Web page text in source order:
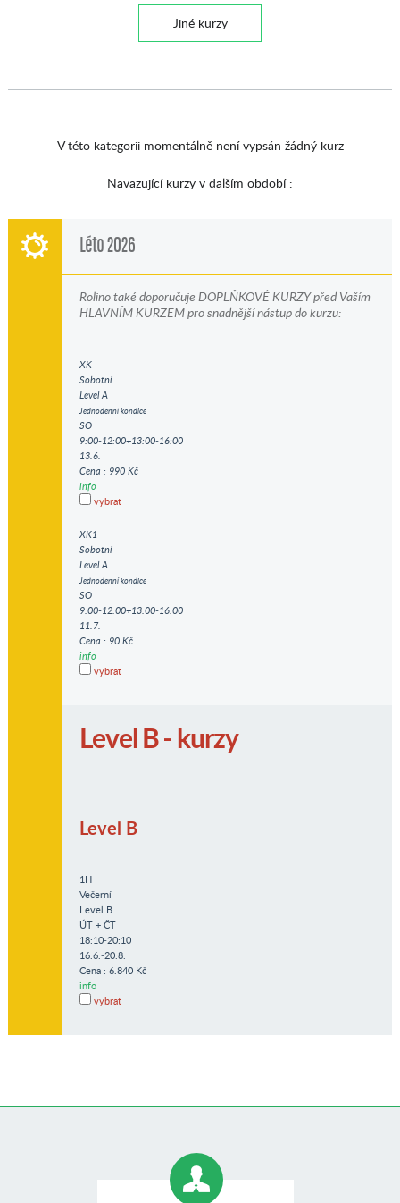
Jiné kurzy
V této kategorii momentálně není vypsán žádný kurz
Navazující kurzy v dalším období :
Léto 2026
Rolino také doporučuje DOPLŇKOVÉ KURZY před Vaším
HLAVNÍM KURZEM pro snadnější nástup do kurzu:
XK
Sobotní
Level A
Jednodenní kondice
SO
9:00-12:00+13:00-16:00
13.6.
Cena : 990 Kč
info
vybrat
XK1
Sobotní
Level A
Jednodenní kondice
SO
9:00-12:00+13:00-16:00
11.7.
Cena : 90 Kč
info
vybrat
Level B - kurzy
Level B
1H
Večerní
Level B
ÚT + ČT
18:10-20:10
16.6.-20.8.
Cena : 6.840 Kč
info
vybrat